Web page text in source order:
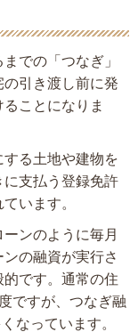
での「つなぎ」
引き渡し前に発
ことになりま
る土地や建物を
に支払う登録免許
います。
ンのように毎月
の融資が実行さ
です。通常の住
ですが、つなぎ融
なっています。